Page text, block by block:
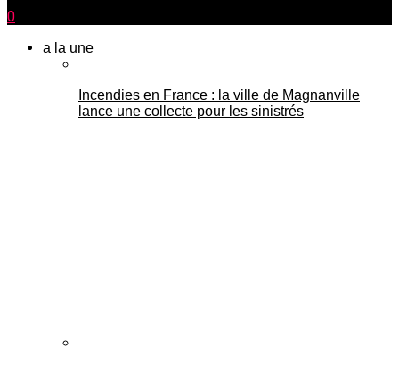
0
a la une
Incendies en France : la ville de Magnanville
lance une collecte pour les sinistrés